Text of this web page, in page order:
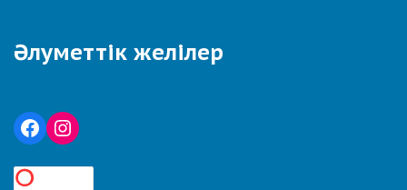
Әлуметтік желілер